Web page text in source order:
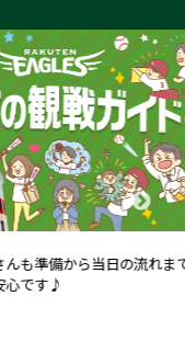
の流れまで、